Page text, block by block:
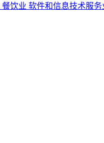
餐饮业 软件和信息技术服